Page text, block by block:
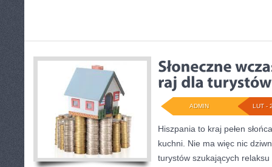
LUT -
ADMIN
Hiszpania to kraj pełen
kuchni. Nie ma więc nic
turystów szukających